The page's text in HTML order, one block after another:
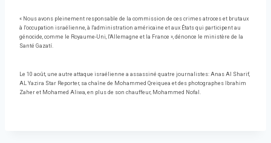
« Nous avons pleinement responsable de la commission de ces crimes atroces et brutaux
à l'occupation israélienne, à l'administration américaine et aux États qui participent au
génocide, comme le Royaume-Uni, l'Allemagne et la France », dénonce le ministère de la
Santé Gazatí.
Le 10 août, une autre attaque israélienne a assassiné quatre journalistes: Anas Al Sharif,
AL Yazira Star Reporter, sa chaîne de Mohammed Qreiquea et des photographes Ibrahim
Zaher et Mohamed Aliwa, en plus de son chauffeur, Mohammed Nofal.